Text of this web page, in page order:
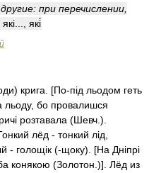
при перечислении,
які́
крига. [По-під льодом геть
льоду, бо провалишся
розтавала (Шевч.).
лёд - тонкий лід,
- голощік (-щоку). [На Дніпрі
конякою (Золотон.)]. Лёд из